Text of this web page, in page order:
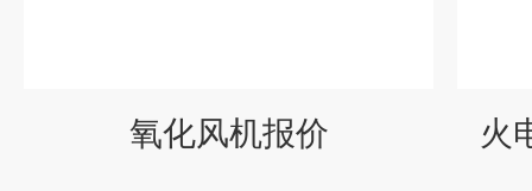
氧化风机报价 火